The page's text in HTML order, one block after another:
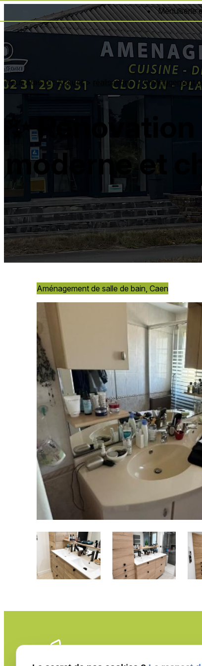
Menuiserie
Vous êtes ici : Accueil> réalisations> Aménagement
✨
moderne et
Aménagement de salle de bain, Caen
Panneau de gestion des cookies